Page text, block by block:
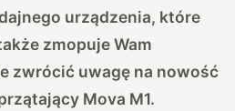
urządzenia, które
zmopuje Wam
zwrócić uwagę na nowość
Mova M1.